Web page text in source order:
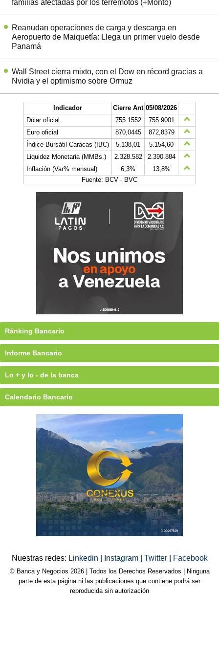
familias afectadas por los terremotos (+Monto)
Reanudan operaciones de carga y descarga en
Aeropuerto de Maiquetía: Llega un primer vuelo desde
Panamá
Wall Street cierra mixto, con el Dow en récord gracias a
Nvidia y el optimismo sobre Ormuz
Indicador Cierre Ant 05/08/2026
Dólar oficial
755.1552
755.9001
Euro oficial
870,0445
872,8379
Índice Bursátil Caracas (IBC)
5.138,01
5.154,60
Liquidez Monetaria (MMBs.)
2.328.582
2.390.884
Inflación (Var% mensual)
6,3%
13,8%
Fuente: BCV - BVC
Ránking Bancario
Informe Bancario
Lo + y lo - de la banca
Calendario Bancario
Nuestras redes: Linkedin Instagram Twitter Facebook
© Banca y Negocios 2026 | Todos los Derechos Reservados | Ninguna
parte de esta página ni las publicaciones que contiene podrá ser
reproducida sin autorización